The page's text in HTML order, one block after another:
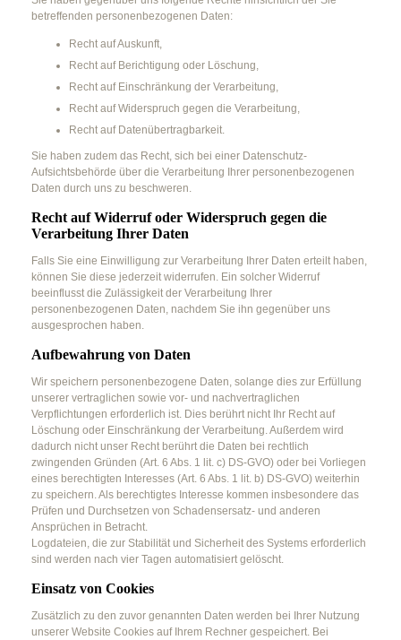
betreffenden personenbezogenen Daten:
Recht auf Auskunft,
Recht auf Berichtigung oder Löschung,
Recht auf Einschränkung der Verarbeitung,
Recht auf Widerspruch gegen die Verarbeitung,
Recht auf Datenübertragbarkeit.
Sie haben zudem das Recht, sich bei einer Datenschutz-
Aufsichtsbehörde über die Verarbeitung Ihrer personenbezogenen
Daten durch uns zu beschweren.
Recht auf Widerruf oder Widerspruch gegen die
Verarbeitung Ihrer Daten
Falls Sie eine Einwilligung zur Verarbeitung Ihrer Daten erteilt haben,
können Sie diese jederzeit widerrufen. Ein solcher Widerruf
beeinflusst die Zulässigkeit der Verarbeitung Ihrer
personenbezogenen Daten, nachdem Sie ihn gegenüber uns
ausgesprochen haben.
Aufbewahrung von Daten
Wir speichern personenbezogene Daten, solange dies zur Erfüllung
unserer vertraglichen sowie vor- und nachvertraglichen
Verpflichtungen erforderlich ist. Dies berührt nicht Ihr Recht auf
Löschung oder Einschränkung der Verarbeitung. Außerdem wird
dadurch nicht unser Recht berührt die Daten bei rechtlich
zwingenden Gründen (Art. 6 Abs. 1 lit. c) DS-GVO) oder bei Vorliegen
eines berechtigten Interesses (Art. 6 Abs. 1 lit. b) DS-GVO) weiterhin
zu speichern. Als berechtigtes Interesse kommen insbesondere das
Prüfen und Durchsetzen von Schadensersatz- und anderen
Ansprüchen in Betracht.
Logdateien, die zur Stabilität und Sicherheit des Systems erforderlich
sind werden nach vier Tagen automatisiert gelöscht.
Einsatz von Cookies
Zusätzlich zu den zuvor genannten Daten werden bei Ihrer Nutzung
unserer Website Cookies auf Ihrem Rechner gespeichert. Bei